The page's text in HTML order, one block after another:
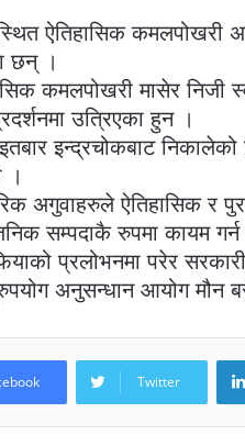
ऐतिहासिक कमलपोखरी
छन् ।
कमलपोखरी मासेर निजी
उत्रिएका हुन ।
इन्द्रचोकबाट निकालेको
।
अगुवाहरुले ऐतिहासिक र
सम्पदाकै रुपमा कायम
प्रलोभनमा परेर
अनुसन्धान आयोग मौन
Twitter